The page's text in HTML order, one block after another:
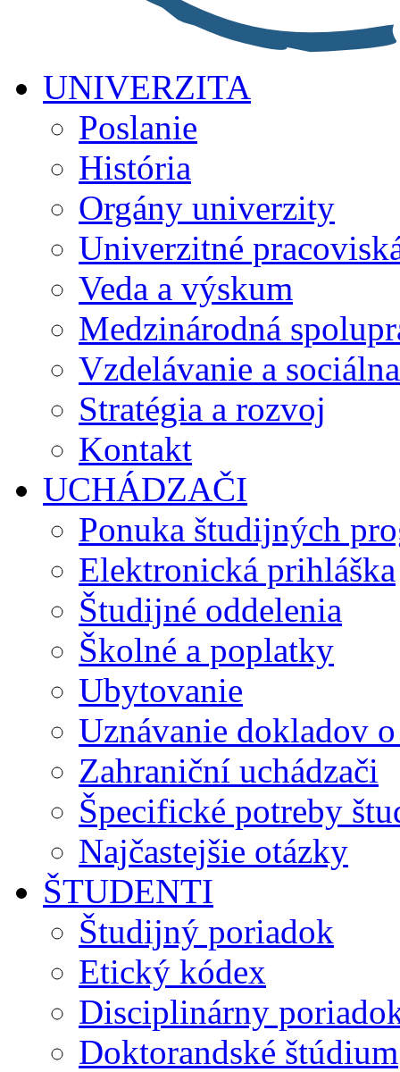
UNIVERZITA
Poslanie
História
Orgány univerzity
Univerzitné
Veda a výskum
Medzinárodná
Vzdelávanie a
Stratégia a rozvoj
Kontakt
UCHÁDZAČI
Ponuka študijných
Elektronická prihláška
Študijné oddelenia
Školné a poplatky
Ubytovanie
Uznávanie dokladov
Zahraniční uchádzači
Špecifické potreby
Najčastejšie otázky
ŠTUDENTI
Študijný poriadok
Etický kódex
Disciplinárny
Doktorandské štúdium